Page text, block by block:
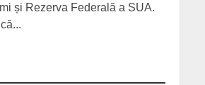
și Rezerva Federală a SUA.